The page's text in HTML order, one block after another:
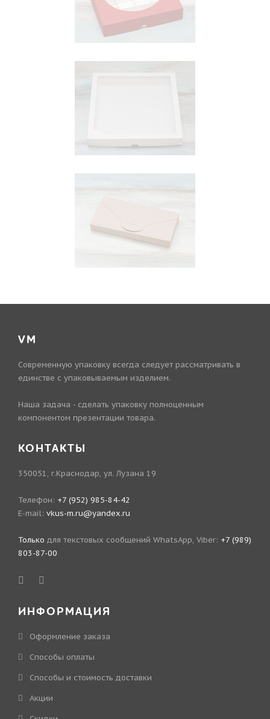
VM
Современную упаковку всегда следует рассматривать в
единстве с упаковываемым изделием.
Наша задача - сделать упаковку полноценным
компонентом презентации товара.
КОНТАКТЫ
350051, г.Краснодар, ул. Лузана 19
Телефон: +7 (952) 985-84-42
E-mail: vkus-m.ru@yandex.ru
Только для текстовых сообщений WhatsApp, Viber: +7 (989)
803-87-00
ИНФОРМАЦИЯ
Оформление заказа
Способы оплаты
Способы и стоимость доставки
Акции